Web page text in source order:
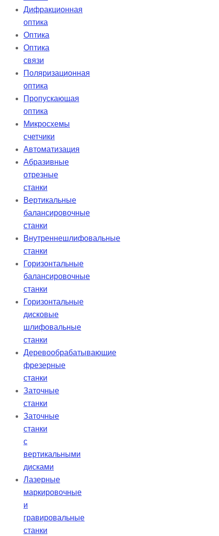
Дифракционная
оптика
Оптика
Оптика
связи
Поляризационная
оптика
Пропускающая
оптика
Микросхемы
счетчики
Автоматизация
Абразивные
отрезные
станки
Вертикальные
балансировочные
станки
Внутреннешлифовальные
станки
Горизонтальные
балансировочные
станки
Горизонтальные
дисковые
шлифовальные
станки
Деревообрабатывающие
фрезерные
станки
Заточные
станки
Заточные
станки
с
вертикальными
дисками
Лазерные
маркировочные
и
гравировальные
станки